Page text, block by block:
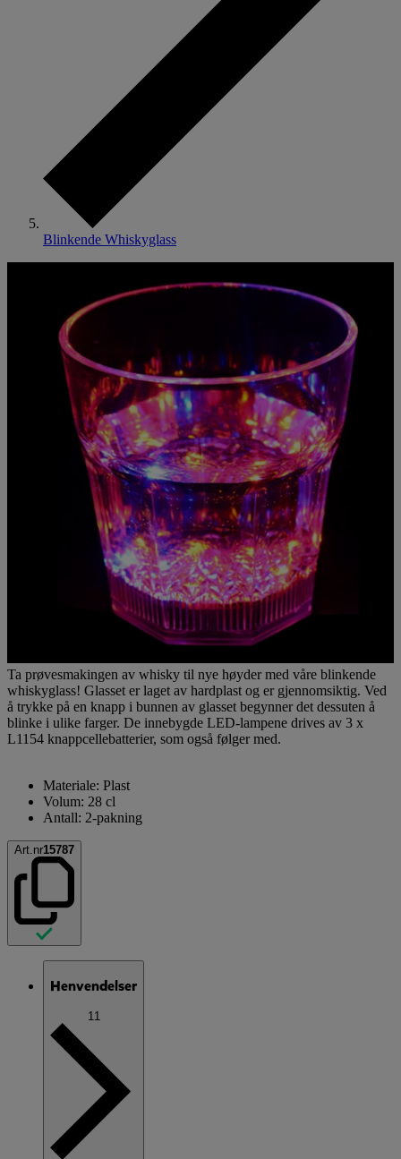
Blinkende Whiskyglass
Ta prøvesmakingen av whisky til nye høyder med våre blinkende
whiskyglass! Glasset er laget av hardplast og er gjennomsiktig. Ved
å trykke på en knapp i bunnen av glasset begynner det dessuten å
blinke i ulike farger. De innebygde LED-lampene drives av 3 x
L1154 knappcellebatterier, som også følger med.
Materiale: Plast
Volum: 28 cl
Antall: 2-pakning
Art.nr15787
Henvendelser
11